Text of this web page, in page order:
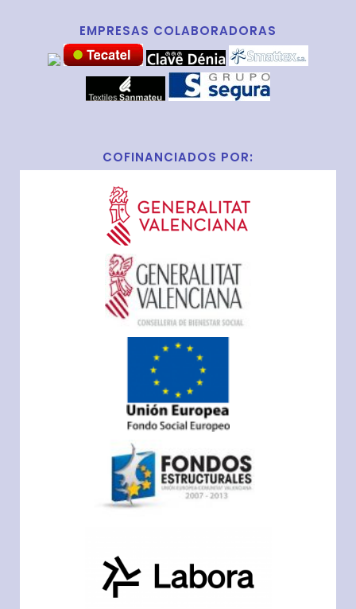
EMPRESAS COLABORADORAS
COFINANCIADOS POR: